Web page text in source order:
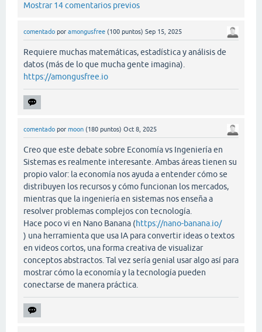
Mostrar 14 comentarios previos
comentado por amongusfree (100 puntos) Sep 15, 2025
Requiere muchas matemáticas, estadística y análisis de
datos (más de lo que mucha gente imagina).
https://amongusfree.io
comentado por moon (180 puntos) Oct 8, 2025
Creo que este debate sobre Economía vs Ingeniería en
Sistemas es realmente interesante. Ambas áreas tienen su
propio valor: la economía nos ayuda a entender cómo se
distribuyen los recursos y cómo funcionan los mercados,
mientras que la ingeniería en sistemas nos enseña a
resolver problemas complejos con tecnología.
Hace poco vi en Nano Banana (https://nano-banana.io/
) una herramienta que usa IA para convertir ideas o textos
en videos cortos, una forma creativa de visualizar
conceptos abstractos. Tal vez sería genial usar algo así para
mostrar cómo la economía y la tecnología pueden
conectarse de manera práctica.